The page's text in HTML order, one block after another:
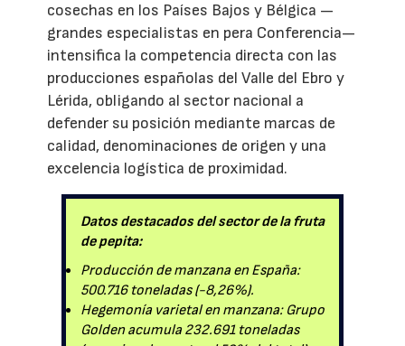
cosechas en los Países Bajos y Bélgica —
grandes especialistas en pera Conferencia—
intensifica la competencia directa con las
producciones españolas del Valle del Ebro y
Lérida, obligando al sector nacional a
defender su posición mediante marcas de
calidad, denominaciones de origen y una
excelencia logística de proximidad.
Datos destacados del sector de la fruta
de pepita:
Producción de manzana en España:
500.716 toneladas (-8,26%).
Hegemonía varietal en manzana: Grupo
Golden acumula 232.691 toneladas